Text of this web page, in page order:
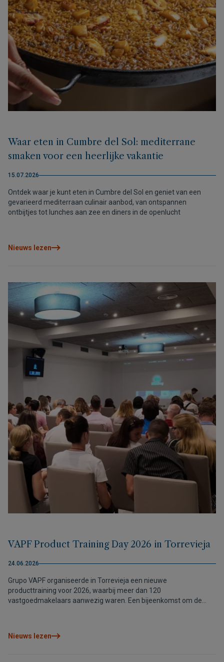
Waar eten in Cumbre del Sol: mediterrane
smaken voor een heerlijke vakantie
15.07.2026
Ontdek waar je kunt eten in Cumbre del Sol en geniet van een
gevarieerd mediterraan culinair aanbod, van ontspannen
ontbijtjes tot lunches aan zee en diners in de openlucht
Nieuws lezen
VAPF Product Training Day 2026 in Torrevieja
24.06.2026
Grupo VAPF organiseerde in Torrevieja een nieuwe
producttraining voor 2026, waarbij meer dan 120
vastgoedmakelaars aanwezig waren. Een bijeenkomst om de
Nieuws lezen